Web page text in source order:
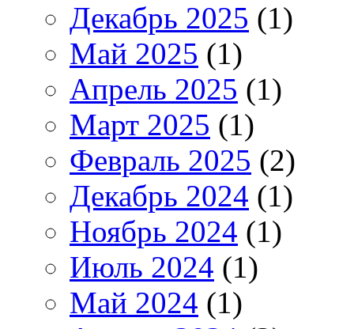
Декабрь 2025 (1)
Май 2025 (1)
Апрель 2025 (1)
Март 2025 (1)
Февраль 2025 (2)
Декабрь 2024 (1)
Ноябрь 2024 (1)
Июль 2024 (1)
Май 2024 (1)